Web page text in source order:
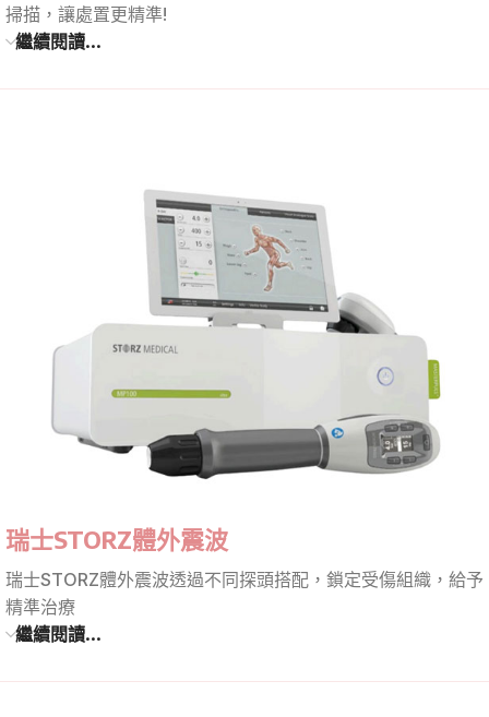
掃描，讓處置更精準!
繼續閱讀...
瑞士STORZ體外震波
瑞士STORZ體外震波透過不同探頭搭配，鎖定受傷組織，給予
精準治療
繼續閱讀...